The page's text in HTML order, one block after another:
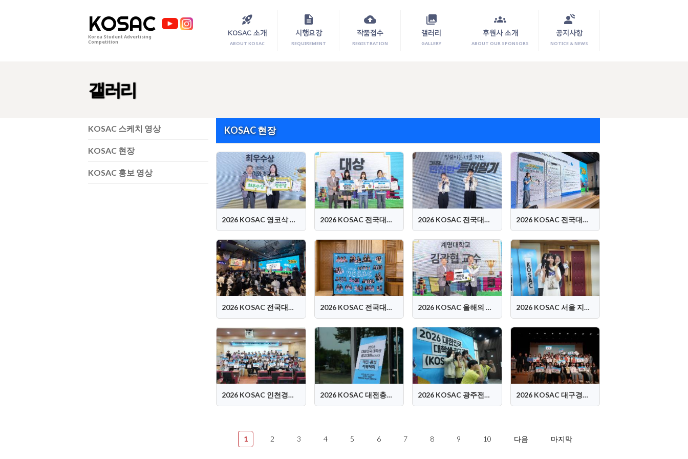
KOSAC
Korea Student Advertising
Competition
rocket_launch
KOSAC 소개
ABOUT KOSAC
description
시행요강
REQUIREMENT
cloud_upload
작품접수
REGISTRATION
photo_library
갤러리
GALLERY
groups
후원사 소개
ABOUT OUR SPONSORS
spatial_audio
공지사항
NOTICE & NEWS
갤러리
KOSAC 스케치 영상
KOSAC 현장
KOSAC 홍보 영상
KOSAC 현장
2026 KOSAC 영코삭 시상식 2026 KOSAC 전국대회 시상식 2026 KOSAC 전국대회 PT-2 2026 KOSAC 전국대회 PT-1
2026 KOSAC 전국대회 현장 2026 KOSAC 전국대회 로비스케치 2026 KOSAC 올해의 지도교수상 시상식 2026 KOSAC 서울 지역대회
2026 KOSAC 인천경기강원 지역대회 2026 KOSAC 대전충청 지역대회 2026 KOSAC 광주전라제주 지역대회 2026 KOSAC 대구경북 지역대회
1 2 3 4 5 6 7 8 9 10 다음 마지막